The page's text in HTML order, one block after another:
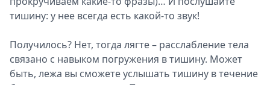
тишину: у нее всегда есть какой-то звук!
Получилось? Нет, тогда лягте – расслабление тела
связано с навыком погружения в тишину. Может
быть, лежа вы сможете услышать тишину в течение